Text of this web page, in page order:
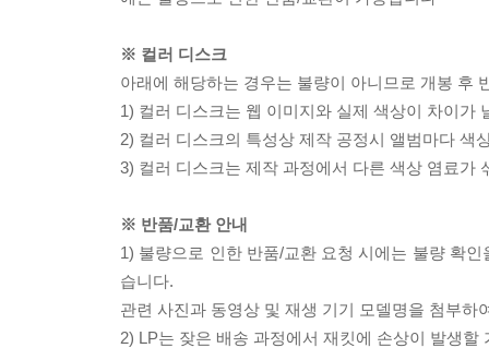
※ 컬러 디스크
아래에 해당하는 경우는 불량이 아니므로 개봉 후
1) 컬러 디스크는 웹 이미지와 실제 색상이 차이가
2) 컬러 디스크의 특성상 제작 공정시 앨범마다 색
3) 컬러 디스크는 제작 과정에서 다른 색상 염료가
※ 반품/교환 안내
1) 불량으로 인한 반품/교환 요청 시에는 불량 확
습니다.
관련 사진과 동영상 및 재생 기기 모델명을 첨부하
2) LP는 잦은 배송 과정에서 재킷에 손상이 발생